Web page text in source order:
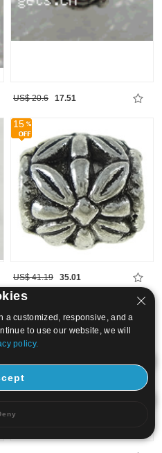
US$ 20.6 17.51
15
US$ 41.19 35.01
20
a customized, responsive, and a
to use our website, we will
policy.